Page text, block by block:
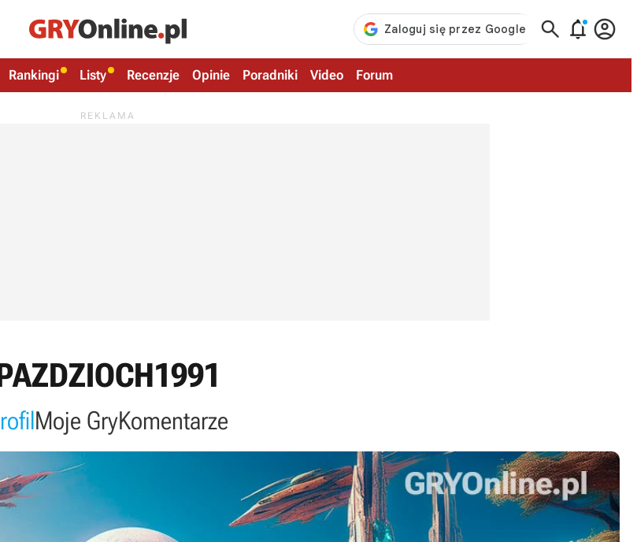
  
Rankingi Listy Recenzje Opinie Poradniki Video Forum
Moje GryKomentarze